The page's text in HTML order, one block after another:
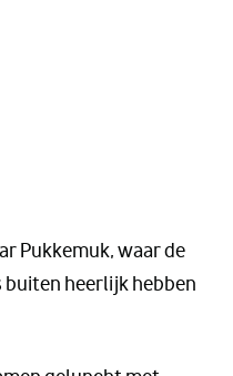
Pukkemuk, waar de
buiten heerlijk hebben